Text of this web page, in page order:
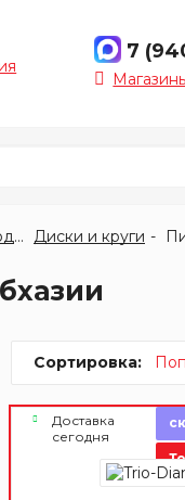
7
Оснастка и расходные материалы Диски и круги
Сортировка:
Доставка
сегодня